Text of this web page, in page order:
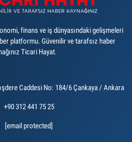
finans ve iş dünyasındaki gelişmeleri
platformu. Güvenilir ve tarafsız haber
Ticari Hayat.
Caddesi No: 184/6 Çankaya / Ankara
+90 312 441 75 25
[email protected]